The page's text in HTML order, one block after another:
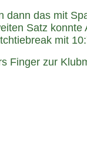
dann das mit
Satz
mit
Finger zur